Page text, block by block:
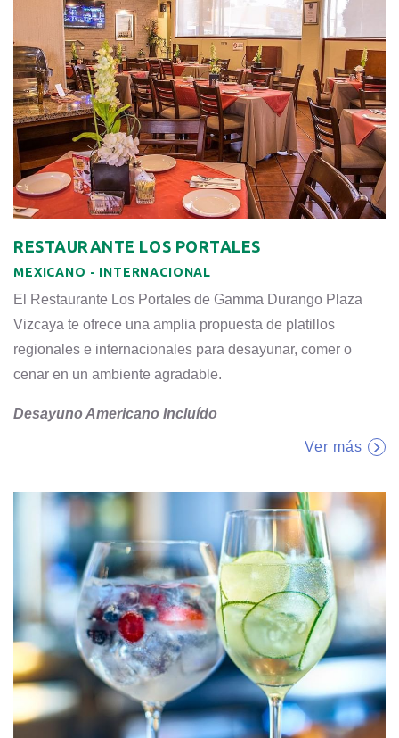
RESTAURANTE LOS PORTALES
MEXICANO - INTERNACIONAL
El Restaurante Los Portales de Gamma Durango Plaza
Vizcaya te ofrece una amplia propuesta de platillos
regionales e internacionales para desayunar, comer o
cenar en un ambiente agradable.
Desayuno Americano Incluído
Ver más